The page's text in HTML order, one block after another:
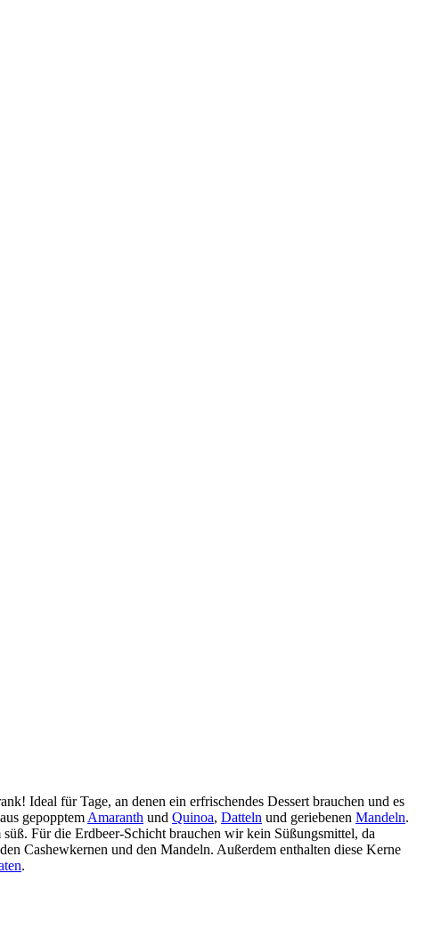
Ideal für Tage, an denen ein erfrischendes Dessert brauchen und es
gepopptem Amaranth und Quinoa, Datteln und geriebenen Mandeln.
Für die Erdbeer-Schicht brauchen wir kein Süßungsmittel, da
Cashewkernen und den Mandeln. Außerdem enthalten diese Kerne
.